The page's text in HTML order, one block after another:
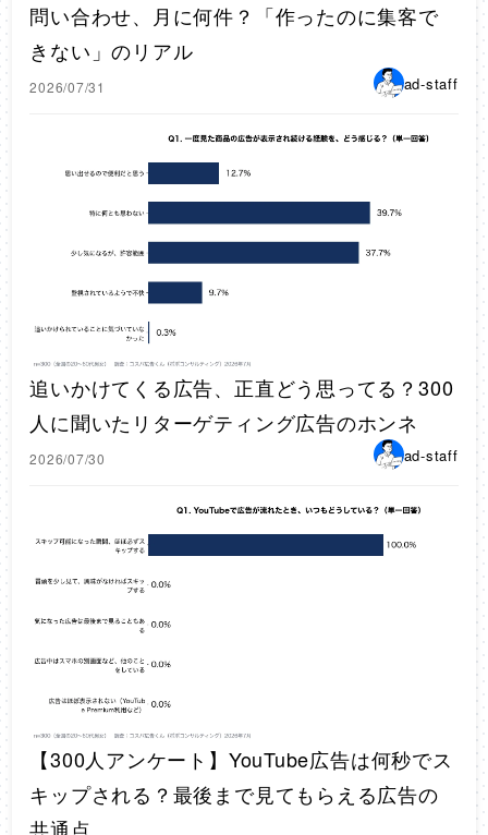
問い合わせ、月に何件？「作ったのに集客で
きない」のリアル
2026/07/31 ad-staff
追いかけてくる広告、正直どう思ってる？300
人に聞いたリターゲティング広告のホンネ
2026/07/30 ad-staff
【300人アンケート】YouTube広告は何秒でス
キップされる？最後まで見てもらえる広告の
共通点